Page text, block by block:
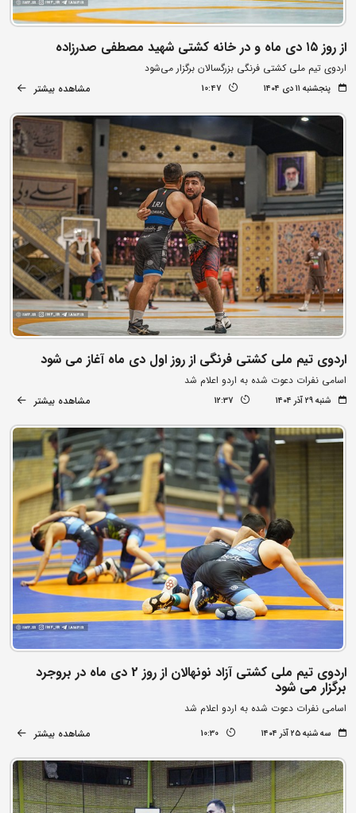
از روز ۱۵ دی ماه و در خانه کشتی شهید مصطفی صدرزاده
اردوی تیم ملی کشتی فرنگی بزرگسالان برگزار می‌شود
پنجشنبه ۱۱ دی ۱۴۰۴ 10:47 مشاهده بیشتر
اردوی تیم ملی کشتی فرنگی از روز اول دی ماه آغاز می شود
اسامی نفرات دعوت شده به اردو اعلام شد
شنبه ۲۹ آذر ۱۴۰۴ 12:37 مشاهده بیشتر
اردوی تیم ملی کشتی آزاد نونهالان از روز 2 دی ماه در بروجرد
برگزار می شود
اسامی نفرات دعوت شده به اردو اعلام شد
سه شنبه ۲۵ آذر ۱۴۰۴ 10:30 مشاهده بیشتر